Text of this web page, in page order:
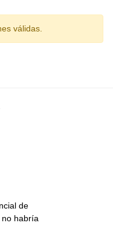
válidas.
de
habría